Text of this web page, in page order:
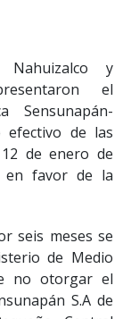
Nahuizalco y
el
Sensunapán-
efectivo de las
de enero de
en favor de la
seis meses se
de Medio
no otorgar el
S.A de